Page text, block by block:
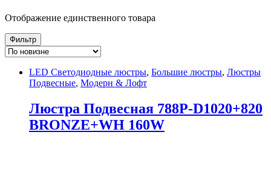
Отображение единственного товара
Фильтр
LED Светодиодные люстры, Большие люстры, Люстры
Подвесные, Модерн & Лофт
Люстра Подвесная 788P-D1020+820
BRONZE+WH 160W